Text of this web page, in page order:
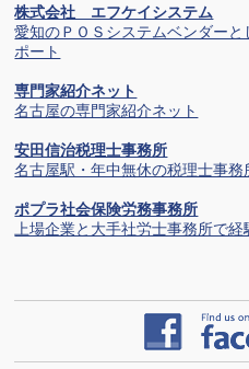
株式会社 エフケイシステム
愛知のＰＯＳシステムベンダー
ポート
専門家紹介ネット
名古屋の専門家紹介ネット
安田信治税理士事務所
名古屋駅・年中無休の税理士事務
ポプラ社会保険労務事務所
上場企業と大手社労士事務所で